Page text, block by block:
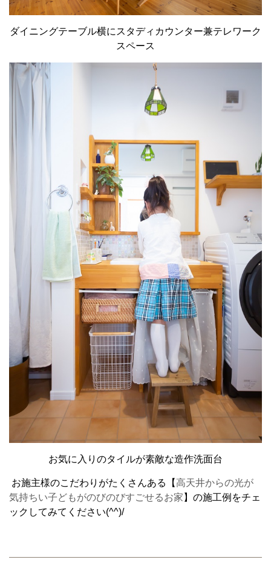
ダイニングテーブル横にスタディカウンター兼テレワーク
スペース
お気に入りのタイルが素敵な造作洗面台
お施主様のこだわりがたくさんある【高天井からの光が
気持ちい子どもがのびのびすごせるお家 】の施工例をチェ
ックしてみてください(^^)/